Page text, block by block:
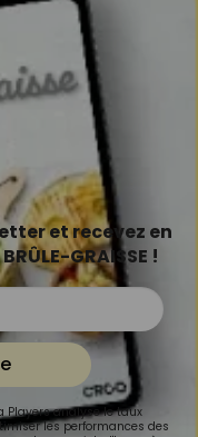
et recevez en
GRAISSE !
Players analyse le taux
les performances des